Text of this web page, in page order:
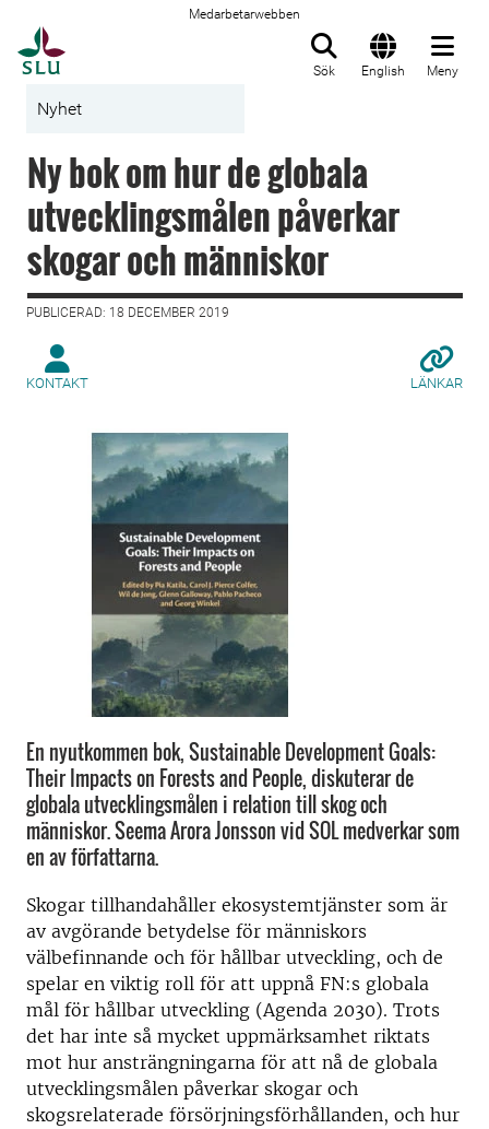
Medarbetarwebben
Sök English Meny
Nyhet
Ny bok om hur de globala
utvecklingsmålen påverkar
skogar och människor
PUBLICERAD: 18 DECEMBER 2019
KONTAKT LÄNKAR
En nyutkommen bok, Sustainable Development Goals:
Their Impacts on Forests and People, diskuterar de
globala utvecklingsmålen i relation till skog och
människor. Seema Arora Jonsson vid SOL medverkar som
en av författarna.
Skogar tillhandahåller ekosystemtjänster som är
av avgörande betydelse för människors
välbefinnande och för hållbar utveckling, och de
spelar en viktig roll för att uppnå FN:s globala
mål för hållbar utveckling (Agenda 2030). Trots
det har inte så mycket uppmärksamhet riktats
mot hur ansträngningarna för att nå de globala
utvecklingsmålen påverkar skogar och
skogsrelaterade försörjningsförhållanden, och hur